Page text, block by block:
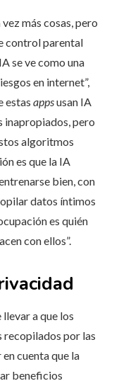
más cosas, pero
control parental
se ve como una
en internet”,
estas appsusan IA
inapropiados, pero
algoritmos
es que la IA
bien, con
datos íntimos
es quién
con ellos”.
a que los
recopilados por las
cuenta que la
beneficios